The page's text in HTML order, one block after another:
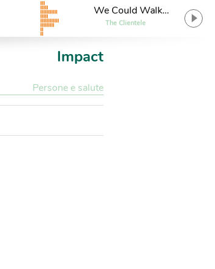
We Could Walk
Together
The Clientele
Impact
Persone e salute